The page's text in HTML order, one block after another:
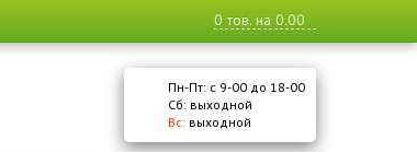
0 тов. на 0.00
Пн-Пт: с 9-00 до 18-00
Cб: выходной
Вс: выходной